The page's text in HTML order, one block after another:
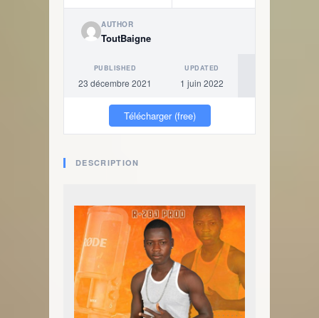
AUTHOR
ToutBaigne
PUBLISHED
23 décembre 2021
UPDATED
1 juin 2022
Télécharger (free)
DESCRIPTION